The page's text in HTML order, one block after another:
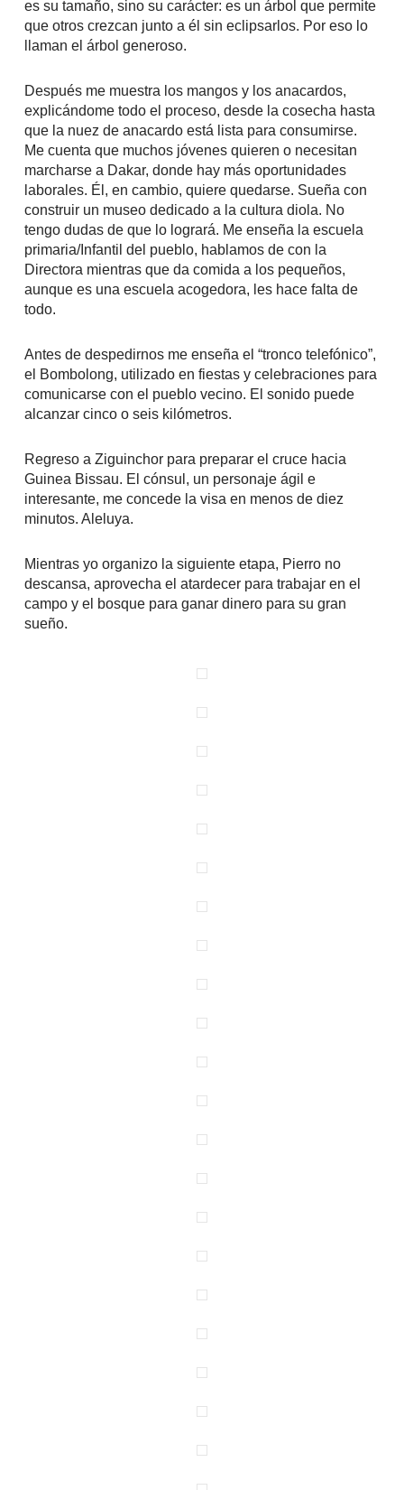
es su tamaño, sino su carácter: es un árbol que permite
que otros crezcan junto a él sin eclipsarlos. Por eso lo
llaman el árbol generoso.
Después me muestra los mangos y los anacardos,
explicándome todo el proceso, desde la cosecha hasta
que la nuez de anacardo está lista para consumirse.
Me cuenta que muchos jóvenes quieren o necesitan
marcharse a Dakar, donde hay más oportunidades
laborales. Él, en cambio, quiere quedarse. Sueña con
construir un museo dedicado a la cultura diola. No
tengo dudas de que lo logrará. Me enseña la escuela
primaria/Infantil del pueblo, hablamos de con la
Directora mientras que da comida a los pequeños,
aunque es una escuela acogedora, les hace falta de
todo.
Antes de despedirnos me enseña el “tronco telefónico”,
el Bombolong, utilizado en fiestas y celebraciones para
comunicarse con el pueblo vecino. El sonido puede
alcanzar cinco o seis kilómetros.
Regreso a Ziguinchor para preparar el cruce hacia
Guinea Bissau. El cónsul, un personaje ágil e
interesante, me concede la visa en menos de diez
minutos. Aleluya.
Mientras yo organizo la siguiente etapa, Pierro no
descansa, aprovecha el atardecer para trabajar en el
campo y el bosque para ganar dinero para su gran
sueño.